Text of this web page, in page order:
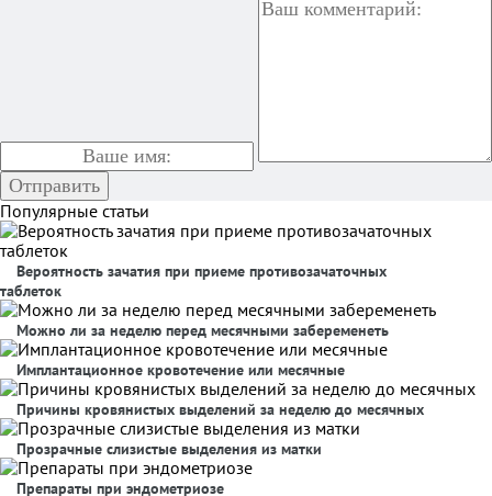
Популярные статьи
Вероятность зачатия при приеме противозачаточных
таблеток
Можно ли за неделю перед месячными забеременеть
Имплантационное кровотечение или месячные
Причины кровянистых выделений за неделю до месячных
Прозрачные слизистые выделения из матки
Препараты при эндометриозе